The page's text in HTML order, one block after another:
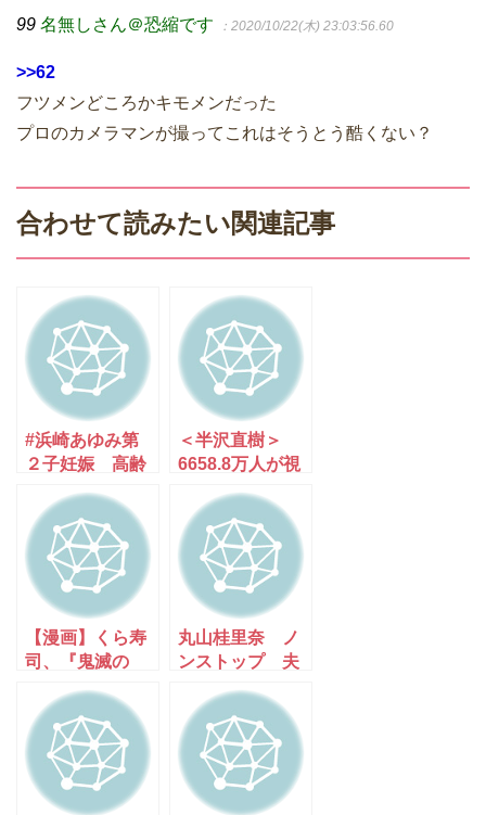
99 名無しさん＠恐縮です ：2020/10/22(木) 23:03:56.60
>>62
フツメンどころかキモメンだった
プロのカメラマンが撮ってこれはそうとう酷くない？
合わせて読みたい関連記事
#浜崎あゆみ第
２子妊娠 高齢
出産 歌姫あゆ
は健在だ～★
＜半沢直樹＞
6658.8万人が視
聴「あの場面」
だ [Egg★]
【漫画】くら寿
司、『鬼滅の
刃』とコラボで
平日過去最高の
売り上げを叩き
出す [muffin★]
丸山桂里奈 ノ
ンストップ 夫
婦関係▽壊れた
物めぐるバトル